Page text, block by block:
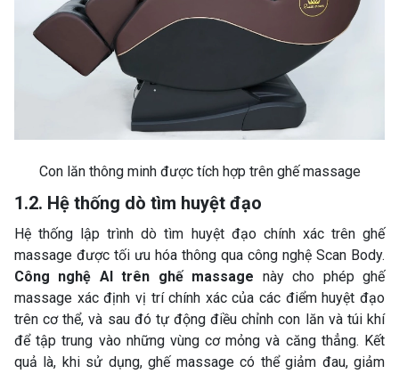
Con lăn thông minh được tích hợp trên ghế massage
1.2. Hệ thống dò tìm huyệt đạo
Hệ thống lập trình dò tìm huyệt đạo chính xác trên ghế
massage được tối ưu hóa thông qua công nghệ Scan Body.
Công nghệ AI trên ghế massage này cho phép ghế
massage xác định vị trí chính xác của các điểm huyệt đạo
trên cơ thể, và sau đó tự động điều chỉnh con lăn và túi khí
để tập trung vào những vùng cơ mỏng và căng thẳng. Kết
quả là, khi sử dụng, ghế massage có thể giảm đau, giảm